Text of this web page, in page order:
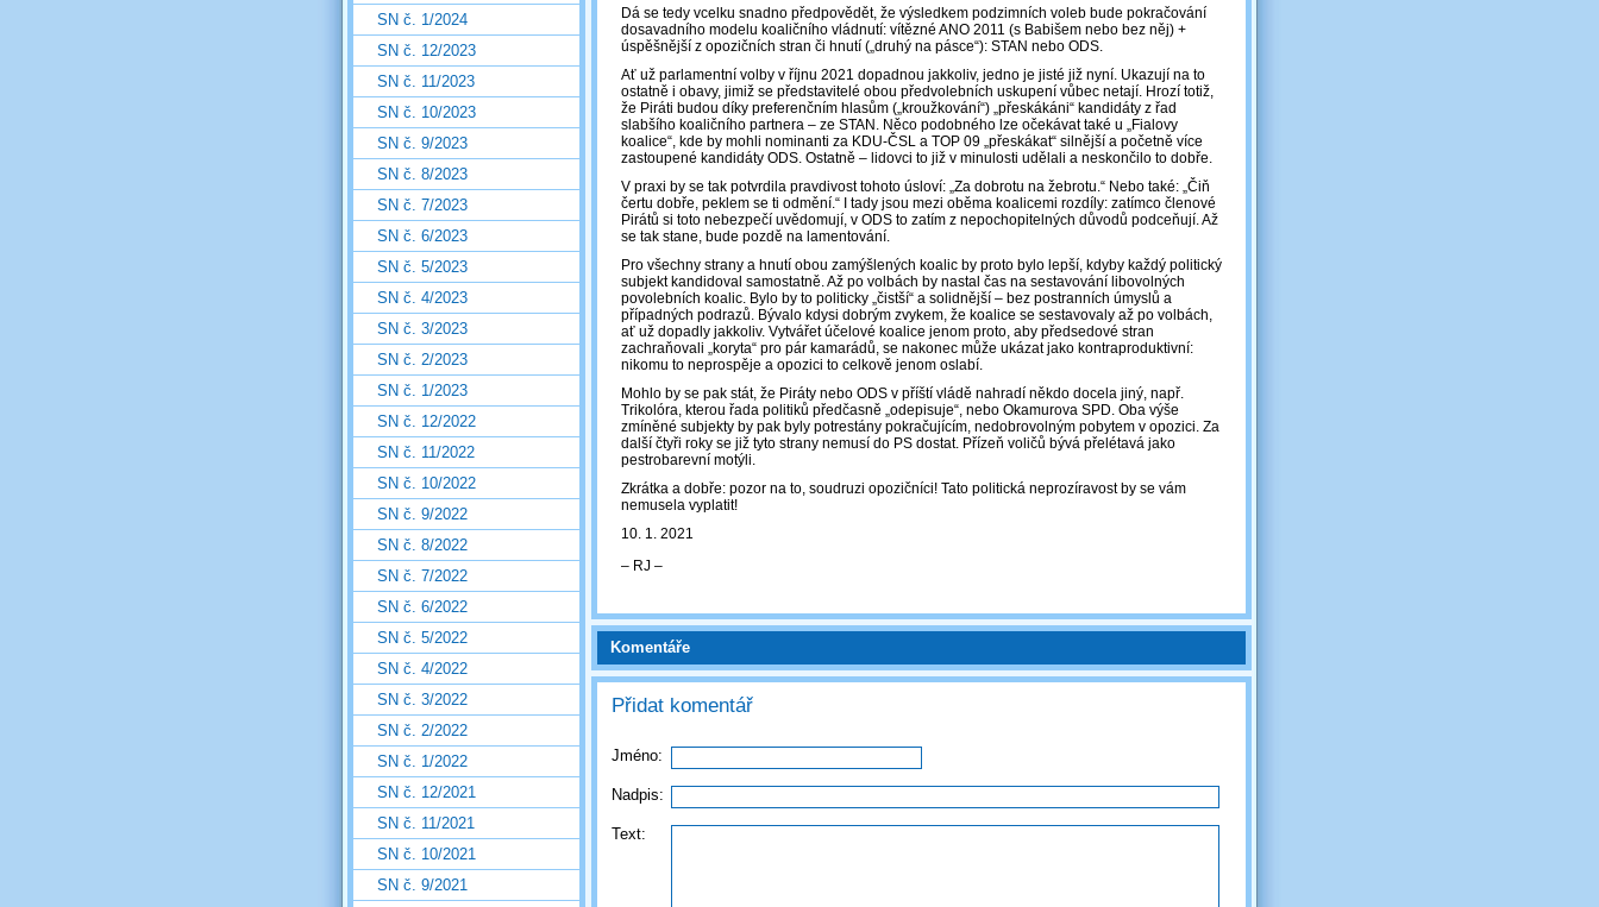
Dá se tedy vcelku snadno předpovědět, že výsledkem podzimních voleb bude pokračování
dosavadního modelu koaličního vládnutí: vítězné ANO 2011 (s Babišem nebo bez něj) +
úspěšnější z opozičních stran či hnutí („druhý na pásce“): STAN nebo ODS.
Ať už parlamentní volby v říjnu 2021 dopadnou jakkoliv, jedno je jisté již nyní. Ukazují na to
ostatně i obavy, jimiž se představitelé obou předvolebních uskupení vůbec netají. Hrozí totiž,
že Piráti budou díky preferenčním hlasům („kroužkování“) „přeskákáni“ kandidáty z řad
slabšího koaličního partnera ‒ ze STAN. Něco podobného lze očekávat také u „Fialovy
koalice“, kde by mohli nominanti za KDU-ČSL a TOP 09 „přeskákat“ silnější a početně více
zastoupené kandidáty ODS. Ostatně – lidovci to již v minulosti udělali a neskončilo to dobře.
V praxi by se tak potvrdila pravdivost tohoto úsloví: „Za dobrotu na žebrotu.“ Nebo také: „Čiň
čertu dobře, peklem se ti odmění.“ I tady jsou mezi oběma koalicemi rozdíly: zatímco členové
Pirátů si toto nebezpečí uvědomují, v ODS to zatím z nepochopitelných důvodů podceňují. Až
se tak stane, bude pozdě na lamentování.
Pro všechny strany a hnutí obou zamýšlených koalic by proto bylo lepší, kdyby každý politický
subjekt kandidoval samostatně. Až po volbách by nastal čas na sestavování libovolných
povolebních koalic. Bylo by to politicky „čistší“ a solidnější – bez postranních úmyslů a
případných podrazů. Bývalo kdysi dobrým zvykem, že koalice se sestavovaly až po volbách,
ať už dopadly jakkoliv. Vytvářet účelové koalice jenom proto, aby předsedové stran
zachraňovali „koryta“ pro pár kamarádů, se nakonec může ukázat jako kontraproduktivní:
nikomu to neprospěje a opozici to celkově jenom oslabí.
Mohlo by se pak stát, že Piráty nebo ODS v příští vládě nahradí někdo docela jiný, např.
Trikolóra, kterou řada politiků předčasně „odepisuje“, nebo Okamurova SPD. Oba výše
zmíněné subjekty by pak byly potrestány pokračujícím, nedobrovolným pobytem v opozici. Za
další čtyři roky se již tyto strany nemusí do PS dostat. Přízeň voličů bývá přelétavá jako
pestrobarevní motýli.
Zkrátka a dobře: pozor na to, soudruzi opozičníci! Tato politická neprozíravost by se vám
nemusela vyplatit!
10. 1. 2021
‒ RJ ‒
Komentáře
Přidat komentář
Jméno:
Nadpis:
Text:
SN č. 1/2024
SN č. 12/2023
SN č. 11/2023
SN č. 10/2023
SN č. 9/2023
SN č. 8/2023
SN č. 7/2023
SN č. 6/2023
SN č. 5/2023
SN č. 4/2023
SN č. 3/2023
SN č. 2/2023
SN č. 1/2023
SN č. 12/2022
SN č. 11/2022
SN č. 10/2022
SN č. 9/2022
SN č. 8/2022
SN č. 7/2022
SN č. 6/2022
SN č. 5/2022
SN č. 4/2022
SN č. 3/2022
SN č. 2/2022
SN č. 1/2022
SN č. 12/2021
SN č. 11/2021
SN č. 10/2021
SN č. 9/2021